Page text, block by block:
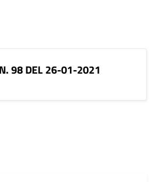
98 DEL 26-01-2021